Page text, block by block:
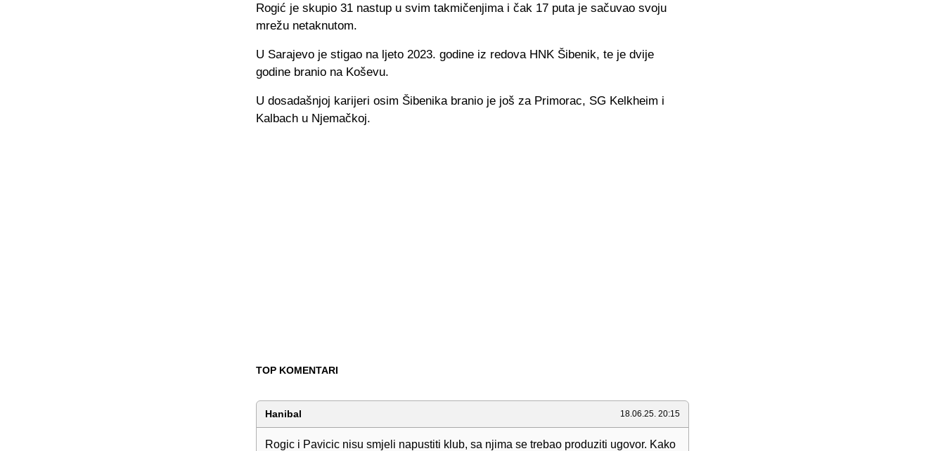
Rogić je skupio 31 nastup u svim takmičenjima i čak 17 puta je sačuvao svoju
mrežu netaknutom.
U Sarajevo je stigao na ljeto 2023. godine iz redova HNK Šibenik, te je dvije
godine branio na Koševu.
U dosadašnjoj karijeri osim Šibenika branio je još za Primorac, SG Kelkheim i
Kalbach u Njemačkoj.
TOP KOMENTARI
Hanibal 18.06.25. 20:15
Rogic i Pavicic nisu smjeli napustiti klub, sa njima se trebao produziti ugovor. Kako